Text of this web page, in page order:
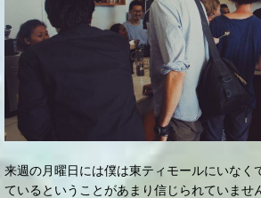
来週の月曜日には僕は東ティモールにいなく
ているということがあまり信じられていませ